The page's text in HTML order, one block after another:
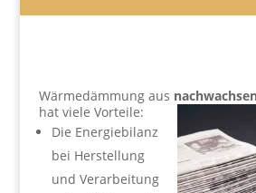
Wärmedämmung aus
hat viele Vorteile:
Die Energiebilanz
bei Herstellung
und Verarbeitung